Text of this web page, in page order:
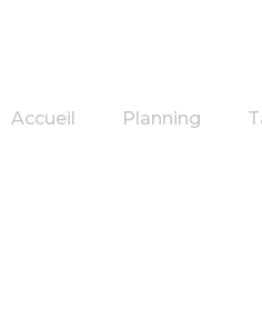
Accueil Planning